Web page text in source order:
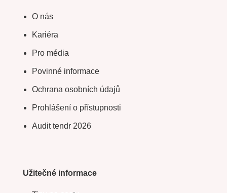
O nás
Kariéra
Pro média
Povinné informace
Ochrana osobních údajů
Prohlášení o přístupnosti
Audit tendr 2026
Užitečné informace